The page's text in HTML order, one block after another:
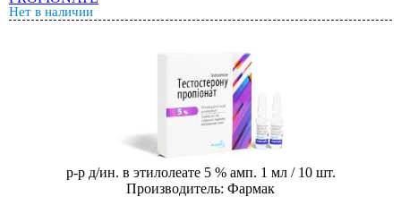
Нет в наличии
р-р д/ин. в этилолеате 5 % амп. 1 мл / 10 шт.
Производитель: Фармак